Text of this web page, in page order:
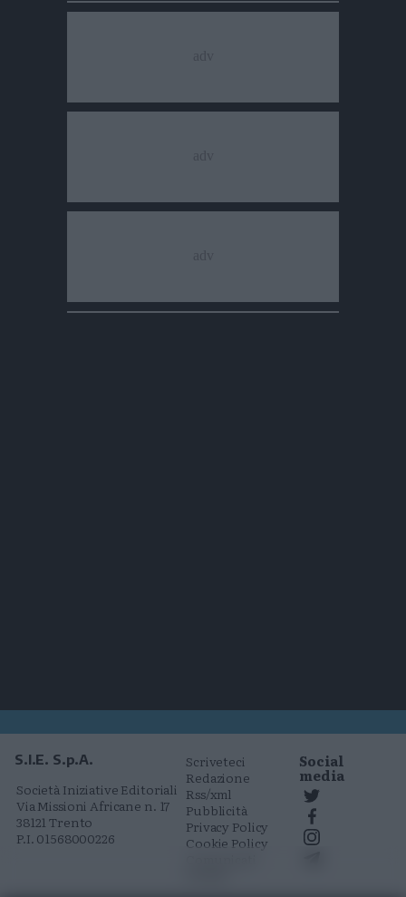
S.I.E. S.p.A.
Società Iniziative Editoriali
Via Missioni Africane n. 17
38121 Trento
P.I. 01568000226
Scriveteci
Redazione
Rss/xml
Pubblicità
Privacy Policy
Cookie Policy
Social
media